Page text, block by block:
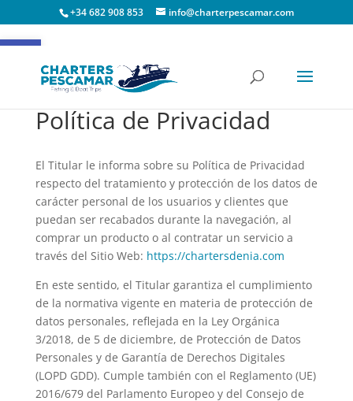
+34 682 908 853 info@charterpescamar.com
Política de Privacidad
El Titular le informa sobre su Política de Privacidad
respecto del tratamiento y protección de los datos de
carácter personal de los usuarios y clientes que
puedan ser recabados durante la navegación, al
comprar un producto o al contratar un servicio a
través del Sitio Web: https://chartersdenia.com
En este sentido, el Titular garantiza el cumplimiento
de la normativa vigente en materia de protección de
datos personales, reflejada en la Ley Orgánica
3/2018, de 5 de diciembre, de Protección de Datos
Personales y de Garantía de Derechos Digitales
(LOPD GDD). Cumple también con el Reglamento (UE)
2016/679 del Parlamento Europeo y del Consejo de
Abrir barra de herramientas